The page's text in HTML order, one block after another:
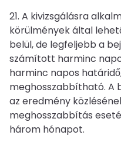
21. A kivizsgálásra
körülmények által
belül, de legfeljebb a
számított harminc
harminc napos
meghosszabbítható. A
az eredmény
meghosszabbítás
három hónapot.